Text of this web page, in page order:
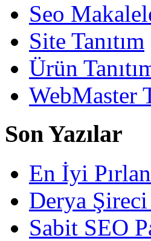
Seo
Site Tanıtım
Ürün
WebMaster
Son Yazılar
En İyi
Derya Şireci
Sabit SEO